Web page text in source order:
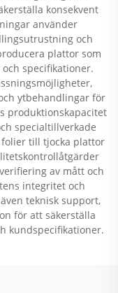
konsekvent
använder
och
plattor som
specifikationer.
ytbehandlingar för
produktionskapacitet
specialtillverkade
till tjocka plattor
av mått och
integritet och
teknisk support,
för att säkerställa
kundspecifikationer.